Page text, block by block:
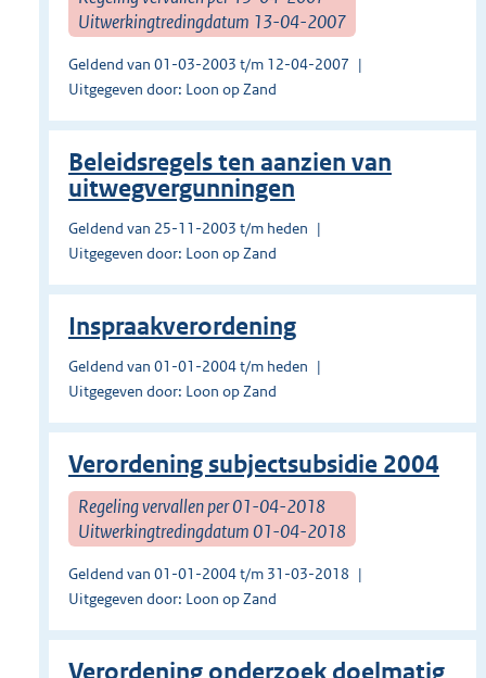
Uitwerkingtredingdatum 13-04-2007
Geldend van 01-03-2003 t/m 12-04-2007
Uitgegeven door: Loon op Zand
Beleidsregels ten aanzien van
uitwegvergunningen
Geldend van 25-11-2003 t/m heden
Uitgegeven door: Loon op Zand
Inspraakverordening
Geldend van 01-01-2004 t/m heden
Uitgegeven door: Loon op Zand
Verordening subjectsubsidie 2004
Regeling vervallen per 01-04-2018
Uitwerkingtredingdatum 01-04-2018
Geldend van 01-01-2004 t/m 31-03-2018
Uitgegeven door: Loon op Zand